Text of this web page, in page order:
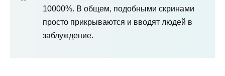
10000%. В общем, подобными скринами
просто прикрываются и вводят людей в
заблуждение.